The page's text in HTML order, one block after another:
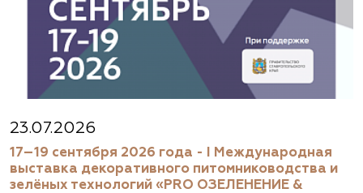
23.07.2026
17–19 сентября 2026 года - I Международная
выставка декоративного питомниководства и
зелёных технологий «PRO ОЗЕЛЕНЕНИЕ &